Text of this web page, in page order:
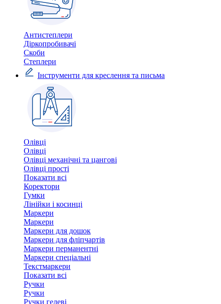
Антистеплери
Діркопробивачі
Скоби
Степлери
Інструменти для креслення та письма
Олівці
Олівці
Олівці механічні та цангові
Олівці прості
Показати всі
Коректори
Гумки
Лінійки і косинці
Маркери
Маркери
Маркери для дошок
Маркери для фліпчартів
Маркери перманентні
Маркери спеціальні
Текстмаркери
Показати всі
Ручки
Ручки
Ручки гелеві